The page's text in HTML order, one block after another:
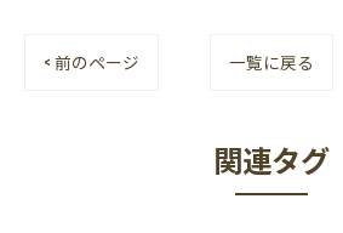
< 前のページ 一覧に戻る
関連タグ